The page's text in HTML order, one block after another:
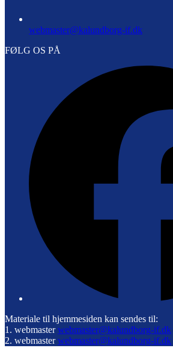
webmaster@kalundborg-if.dk
FØLG OS PÅ
Materiale til hjemmesiden kan sendes til:
1. webmasterwebmaster@kalundborg-if.dk
2. webmasterwebmaster@kalundborg-if.dk